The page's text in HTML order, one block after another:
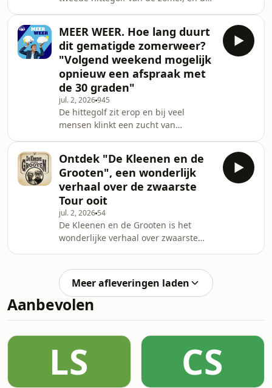
afkoelen zijn, met opnieuw tropische
nachten. Maar er waait een gunstige
wind, letterlijk, die de hitte dit keer
toch iets draaglijker zal maken
volgens Frank Deboosere. See
omnystudio.com/listener for privacy
information.
MEER WEER. Hoe lang duurt
dit gematigde zomerweer?
"Volgend weekend mogelijk
opnieuw een afspraak met
de 30 graden"
jul. 2, 2026945
De hittegolf zit erop en bij veel
mensen klinkt een zucht van
lang duurt dat normale zomerweer
nog? See omnystudio.com/listener for
privacy information.
Ontdek "De Kleenen en de
Grooten", een wonderlijk
verhaal over de zwaarste
Tour ooit
jul. 2, 2026 54
De Kleenen en de Grooten is het
wonderlijke verhaal over zwaarste
Marcel en Lucien Buysse, twee
boerenzonen uit Deinze, die het
schoppen tot coureur. Ze kennen
roem, rivaliteit, belachelijk veel pech
moeten verkopen. Ze maken deel uit
van de eerste Flandriens, zitten aan
tafel bij Charlie
Meer afleveringen laden
Aanbevolen
LS CS